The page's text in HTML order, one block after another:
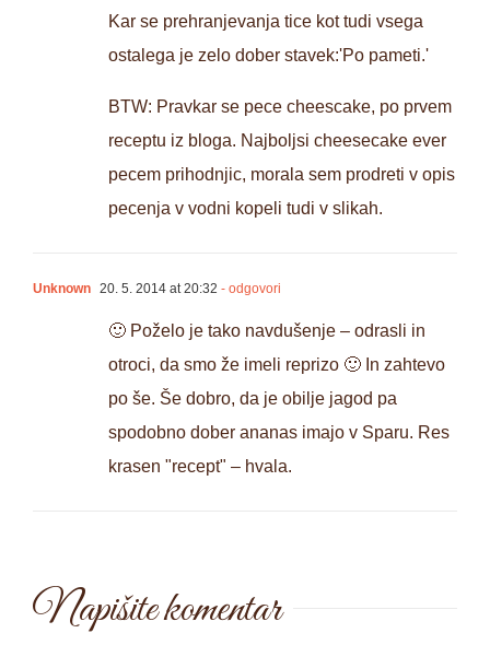
Kar se prehranjevanja tice kot tudi vsega
ostalega je zelo dober stavek:'Po pameti.'
BTW: Pravkar se pece cheescake, po prvem
receptu iz bloga. Najboljsi cheesecake ever
pecem prihodnjic, morala sem prodreti v opis
pecenja v vodni kopeli tudi v slikah.
Unknown 20. 5. 2014 at 20:32 - odgovori
🙂 Poželo je tako navdušenje – odrasli in
otroci, da smo že imeli reprizo 🙂 In zahtevo
po še. Še dobro, da je obilje jagod pa
spodobno dober ananas imajo v Sparu. Res
krasen "recept" – hvala.
Napišite komentar